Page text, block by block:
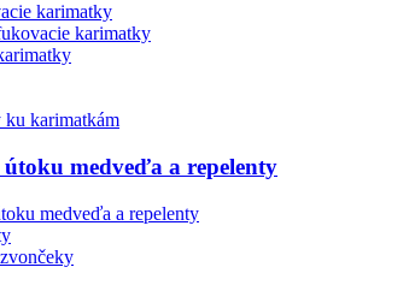
karimatky
karimatky
karimatkám
medveďa a repelenty